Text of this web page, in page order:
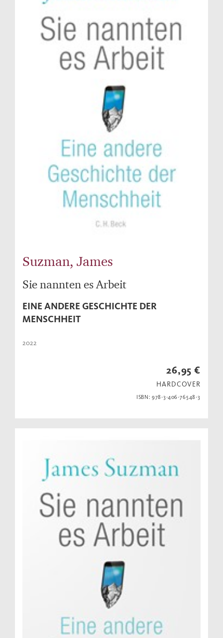
Suzman, James
Sie nannten es Arbeit
EINE ANDERE GESCHICHTE DER
MENSCHHEIT
2022
26,95 €
HARDCOVER
ISBN: 978-3-406-76548-3